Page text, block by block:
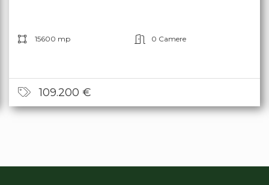
15600 mp 0 Camere
109.200 €